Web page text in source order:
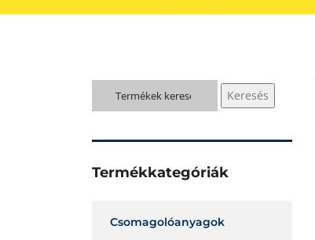
Keresés
a
Keresés
Termékkategóriák
Csomagolóanyagok